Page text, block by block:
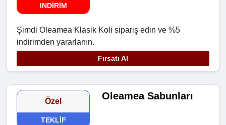
INDIRIM
Şimdi Oleamea Klasik Koli sipariş edin ve %5
indirimden yararlanın.
Fırsatı Al
Özel
TEKLIF
Oleamea Sabunları